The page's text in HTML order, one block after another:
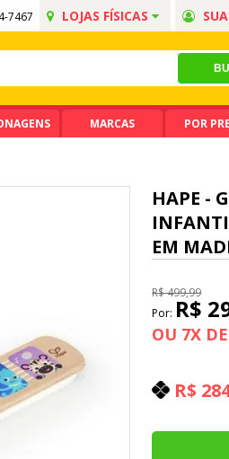
7467 LOJAS FÍSICAS
MARCAS POR
HAPE -
EM
R$ 499,99
Por: R$
OU 7X DE
R$